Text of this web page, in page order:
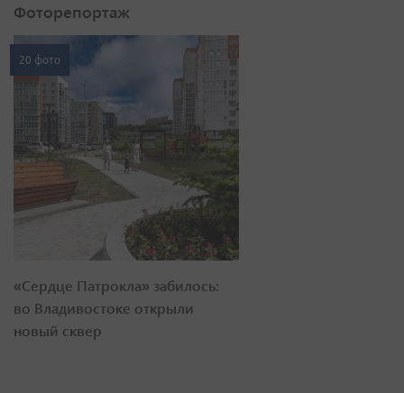
Фоторепортаж
20 фото
«Сердце Патрокла» забилось:
во Владивостоке открыли
новый сквер